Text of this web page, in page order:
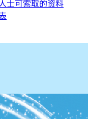
士可索取的资料